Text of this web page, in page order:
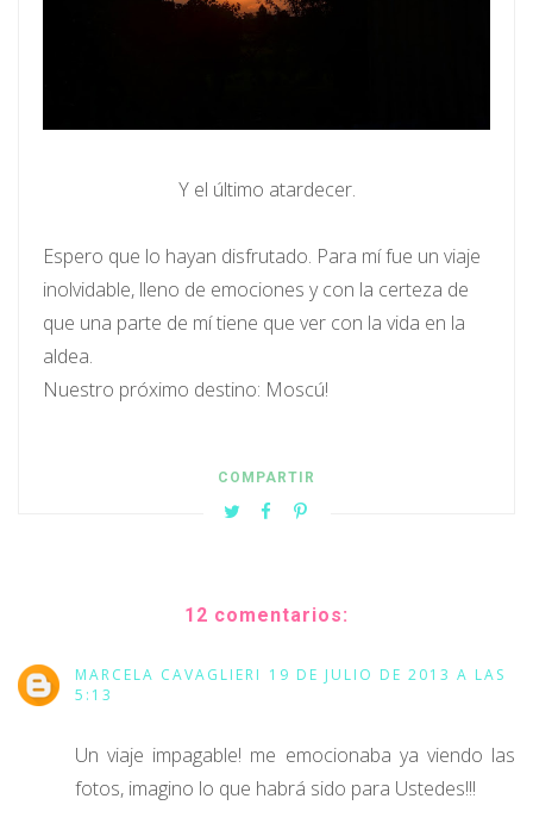
Y el último atardecer.
Espero que lo hayan disfrutado. Para mí fue un viaje
inolvidable, lleno de emociones y con la certeza de
que una parte de mí tiene que ver con la vida en la
aldea.
Nuestro próximo destino: Moscú!
COMPARTIR
12 comentarios:
MARCELA CAVAGLIERI 19 DE JULIO DE 2013 A LAS
5:13
Un viaje impagable! me emocionaba ya viendo las
fotos, imagino lo que habrá sido para Ustedes!!!